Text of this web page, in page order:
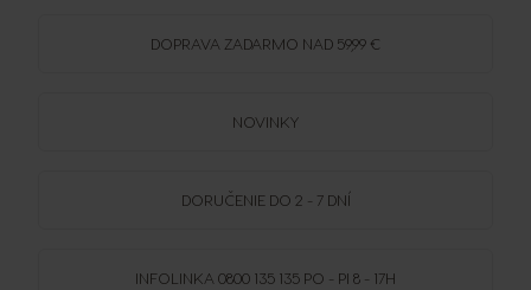
DOPRAVA ZADARMO NAD 59,99 €
NOVINKY
DORUČENIE DO 2 - 7 DNÍ
INFOLINKA 0800 135 135 PO - PI 8 - 17H